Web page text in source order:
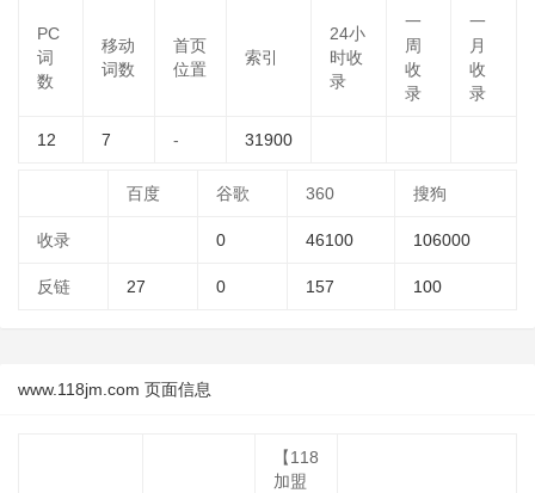
PC
词
数
移动
词数
首页
位置
索引
24小
时收
录
一
周
收
录
一
月
收
录
12 7 - 31900
百度 谷歌 360 搜狗
收录 0 46100 106000
反链 27 0 157 100
www.118jm.com 页面信息
【118
加盟